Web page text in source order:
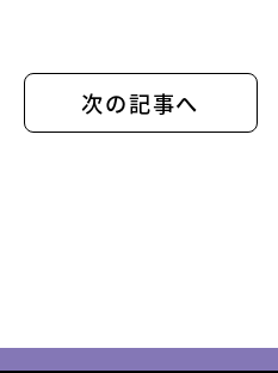
次の記事へ